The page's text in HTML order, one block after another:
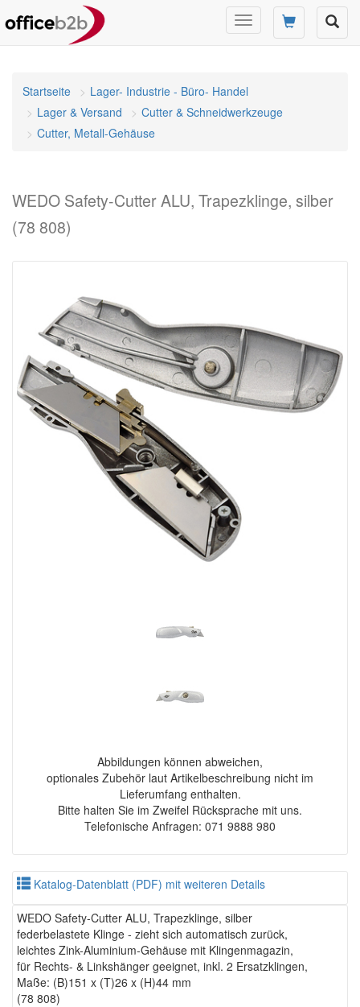
Navigation
umschalten
Startseite
Lager- Industrie - Büro- Handel
Lager & Versand
Cutter & Schneidwerkzeuge
Cutter, Metall-Gehäuse
WEDO Safety-Cutter ALU, Trapezklinge, silber
(78 808)
Abbildungen können abweichen,
optionales Zubehör laut Artikelbeschreibung nicht im
Lieferumfang enthalten.
Bitte halten Sie im Zweifel Rücksprache mit uns.
Telefonische Anfragen: 071 9888 980
Katalog-Datenblatt (PDF) mit weiteren Details
WEDO Safety-Cutter ALU, Trapezklinge, silber
federbelastete Klinge - zieht sich automatisch zurück,
leichtes Zink-Aluminium-Gehäuse mit Klingenmagazin,
für Rechts- & Linkshänger geeignet, inkl. 2 Ersatzklingen,
Maße: (B)151 x (T)26 x (H)44 mm
(78 808)